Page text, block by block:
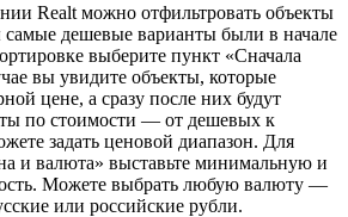
Realt можно отфильтровать объекты
самые дешевые варианты были в начале
выберите пункт «Сначала
вы увидите объекты, которые
цене, а сразу после них будут
по стоимости — от дешевых к
задать ценовой диапазон. Для
и валюта» выставьте минимальную и
Можете выбрать любую валюту —
или российские рубли.